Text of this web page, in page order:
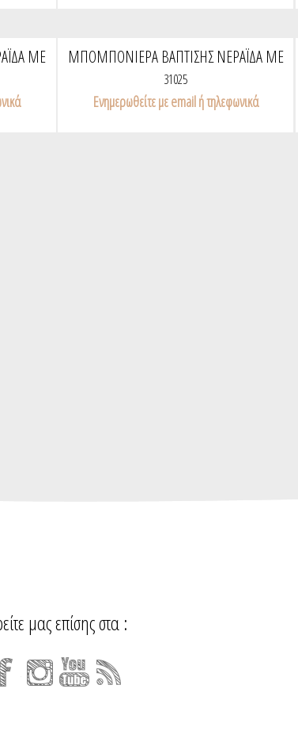
ΜΕ
ΜΠΟΜΠΟΝΙΈΡΑ ΒΆΠΤΙΣΗΣ ΝΕΡΆΙΔΑ ΜΕ
ΠΟΝ ΠΟΝ ΣΕ ΒΆΣΗ
31025
Ενημερωθείτε με email ή τηλεφωνικά
μας επίσης στα :